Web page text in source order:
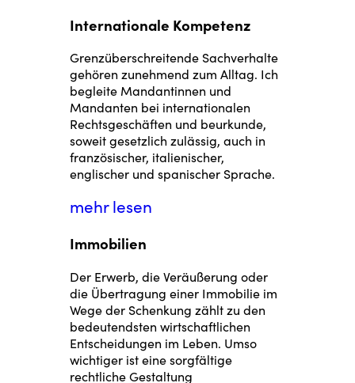
Internationale Kompetenz
Grenzüberschreitende Sachverhalte
gehören zunehmend zum Alltag. Ich
begleite Mandantinnen und
Mandanten bei internationalen
Rechtsgeschäften und beurkunde,
soweit gesetzlich zulässig, auch in
französischer, italienischer,
englischer und spanischer Sprache.
mehr lesen
Immobilien
Der Erwerb, die Veräußerung oder
die Übertragung einer Immobilie im
Wege der Schenkung zählt zu den
bedeutendsten wirtschaftlichen
Entscheidungen im Leben. Umso
wichtiger ist eine sorgfältige
rechtliche Gestaltung